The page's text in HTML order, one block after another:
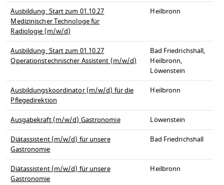
Ausbildung: Start zum 01.10.27
Medizinischer Technologe für
Radiologie (m/w/d)
Heilbronn
Ausbildung: Start zum 01.10.27
Operationstechnischer Assistent (m/w/d)
Bad Friedrichshall,
Heilbronn,
Löwenstein
Ausbildungskoordinator (m/w/d) für die
Pflegedirektion
Heilbronn
Ausgabekraft (m/w/d) Gastronomie
Löwenstein
Diätassistent (m/w/d) für unsere
Gastronomie
Bad Friedrichshall
Diätassistent (m/w/d) für unsere
Gastronomie
Heilbronn